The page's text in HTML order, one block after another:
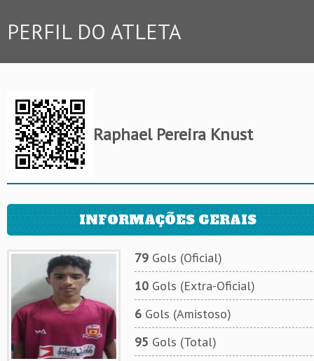
PERFIL DO ATLETA
Raphael Pereira Knust
INFORMAÇÕES GERAIS
79Gols (Oficial)
10Gols (Extra-Oficial)
6Gols (Amistoso)
95 Gols (Total)